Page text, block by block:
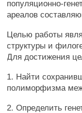
популяционно-
ареалов
Целью работы
структуры и
Для достижения
1. Найти
полиморфизма
2. Определить